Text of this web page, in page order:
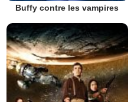
Buffy contre les vampires